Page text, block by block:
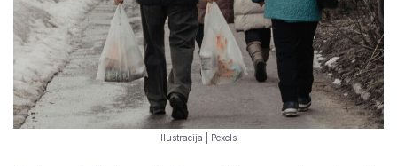
Ilustracija | Pexels